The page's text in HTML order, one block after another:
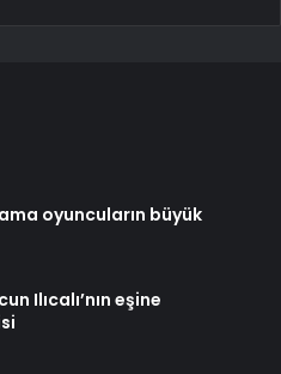
oyuncuların büyük
Ilıcalı’nın eşine